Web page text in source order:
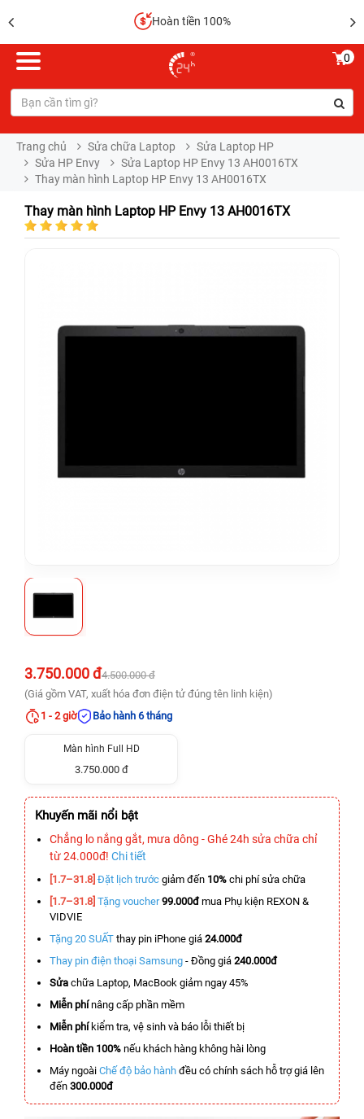
Hoàn tiền 100%
0
Trang chủ Sửa chữa Laptop
Sửa Laptop HP
Sửa HP Envy
Sửa Laptop HP Envy 13 AH0016TX
Thay màn hình Laptop HP Envy 13 AH0016TX
Thay màn hình Laptop HP Envy 13 AH0016TX
3.750.000 đ4.500.000 đ
(Giá gồm VAT, xuất hóa đơn điện tử đúng tên linh kiện)
1 - 2 giờ
Bảo hành 6 tháng
Màn hình Full HD
3.750.000 đ
Khuyến mãi nổi bật
Chẳng lo nắng gắt, mưa dông - Ghé 24h sửa chữa chỉ
từ 24.000đ! Chi tiết
[1.7–31.8] Đặt lịch trước giảm đến 10% chi phí sửa chữa
[1.7–31.8] Tặng voucher 99.000đmua Phụ kiện REXON &
VIDVIE
Tặng 20 SUẤT thay pin iPhone giá 24.000đ
Thay pin điện thoại Samsung - Đồng giá 240.000đ
Sửa chữa Laptop, MacBook giảm ngay 45%
Miễn phínâng cấp phần mềm
Miễn phíkiểm tra, vệ sinh và báo lỗi thiết bị
Hoàn tiền 100% nếu khách hàng không hài lòng
Máy ngoài Chế độ bảo hành đều có chính sách hỗ trợ giá lên
đến 300.000đ